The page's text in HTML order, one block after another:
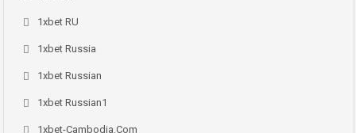
1xbet RU
1xbet Russia
1xbet Russian
1xbet Russian1
1xbet-Cambodia.com